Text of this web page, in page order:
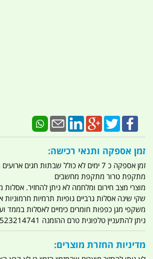
זמן אספקה ותנאי רכישה:
זמן אספקה כ 7 ימים לא כולל שבתות חגים
מתקפת טרור מתקפת מחשבים
מוצרי מצב חירום ומלחמה לא ניתן להחזיר. אסלות
שקי שינה אסלות גרביים גופיות תרמיות
משקפי מגן כפפות חומרים כימיים לאסלות בממד
ניתן להתעניין טלפונית טרם ההזמנה 0523214741
מדיניות החזרת מוצרים: